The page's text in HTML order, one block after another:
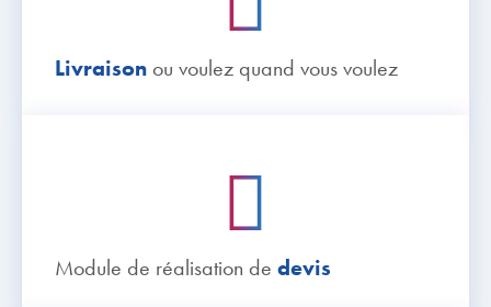
Livraison ou voulez quand vous voulez
Module de réalisation de devis